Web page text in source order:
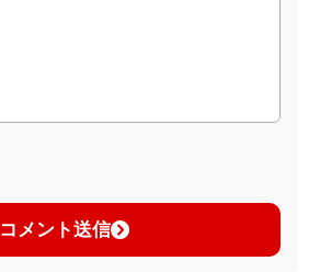
コメント送信